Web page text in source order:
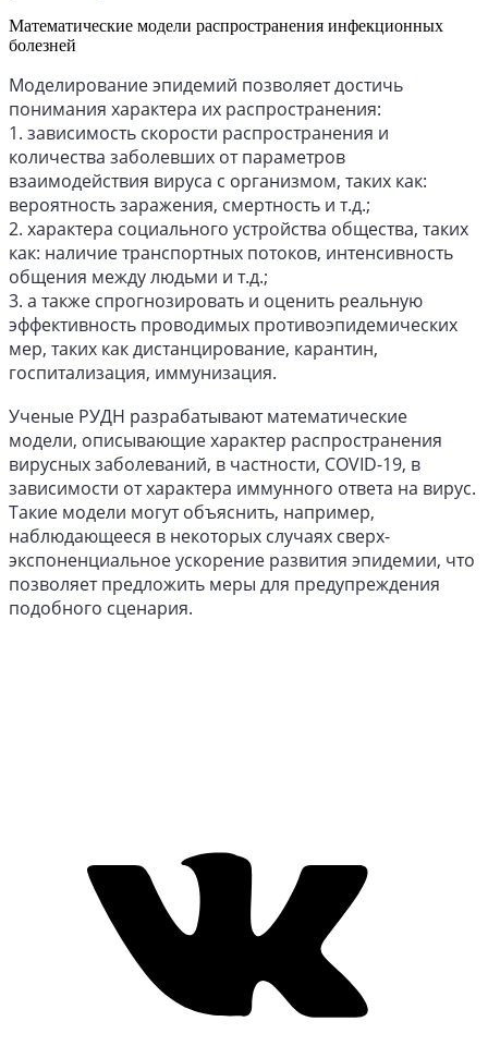
Математические модели распространения инфекционных
болезней
Моделирование эпидемий позволяет достичь
понимания характера их распространения:
1. зависимость скорости распространения и
количества заболевших от параметров
взаимодействия вируса с организмом, таких как:
вероятность заражения, смертность и т.д.;
2. характера социального устройства общества, таких
как: наличие транспортных потоков, интенсивность
общения между людьми и т.д.;
3. а также спрогнозировать и оценить реальную
эффективность проводимых противоэпидемических
мер, таких как дистанцирование, карантин,
госпитализация, иммунизация.
Ученые РУДН разрабатывают математические
модели, описывающие характер распространения
вирусных заболеваний, в частности, COVID-19, в
зависимости от характера иммунного ответа на вирус.
Такие модели могут объяснить, например,
наблюдающееся в некоторых случаях сверх-
экспоненциальное ускорение развития эпидемии, что
позволяет предложить меры для предупреждения
подобного сценария.